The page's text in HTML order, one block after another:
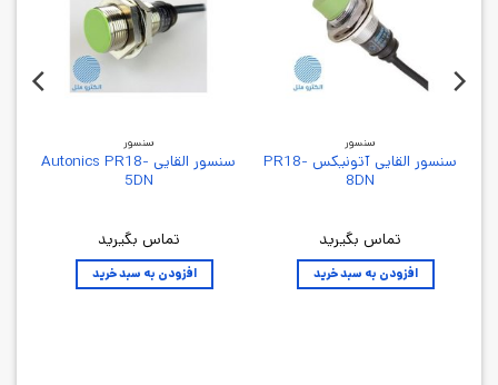
سنسور
سنسور القایی آتونیکس PR18-
8DN
تماس بگیرید
افزودن به سبد خرید
سنسور
سنسور القایی Autonics PR18-
5DN
تماس بگیرید
افزودن به سبد خرید